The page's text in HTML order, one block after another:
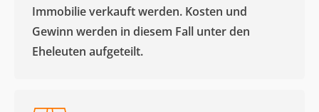
Immobilie verkauft werden. Kosten und
Gewinn werden in diesem Fall unter den
Eheleuten aufgeteilt.​